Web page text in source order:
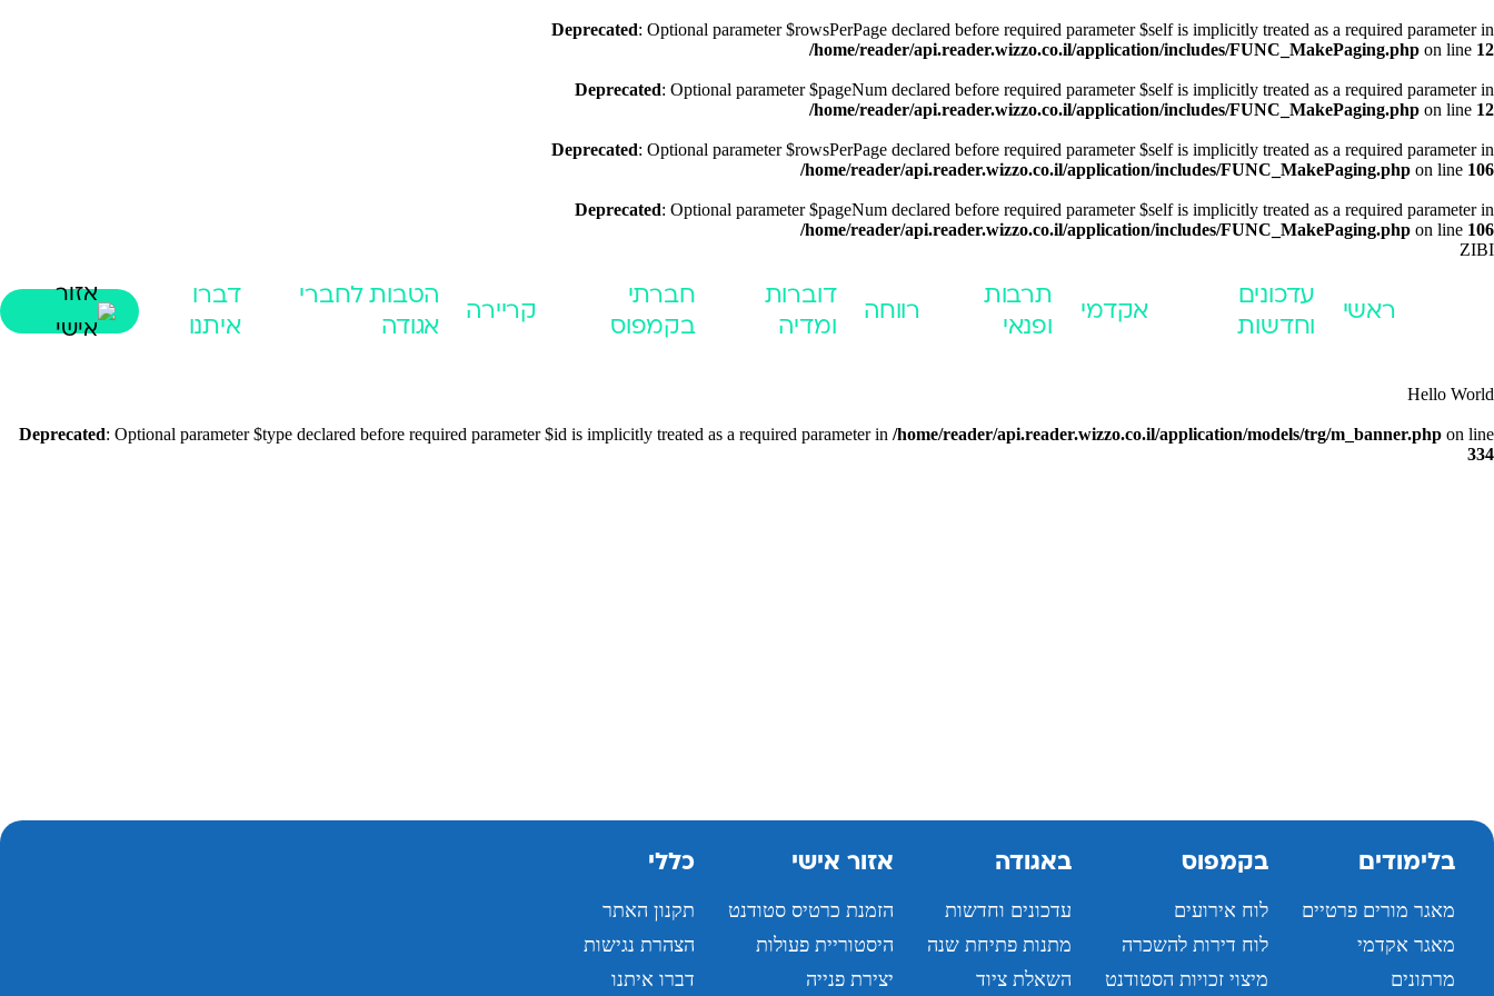
Deprecated: Optional parameter $rowsPerPage declared before required parameter $self is implicitly treated as a required parameter in
/home/reader/api.reader.wizzo.co.il/application/includes/FUNC_MakePaging.php on line 12
Deprecated: Optional parameter $pageNum declared before required parameter $self is implicitly treated as a required parameter in
/home/reader/api.reader.wizzo.co.il/application/includes/FUNC_MakePaging.php on line 12
Deprecated: Optional parameter $rowsPerPage declared before required parameter $self is implicitly treated as a required parameter in
/home/reader/api.reader.wizzo.co.il/application/includes/FUNC_MakePaging.php on line 106
Deprecated: Optional parameter $pageNum declared before required parameter $self is implicitly treated as a required parameter in
/home/reader/api.reader.wizzo.co.il/application/includes/FUNC_MakePaging.php on line 106
ZIBI
ראשי
עדכונים
וחדשות
אקדמי
תרבות
ופנאי
רווחה
דוברות
ומדיה
חברתי
בקמפוס
קריירה
הטבות לחברי
אגודה
דברו
איתנו
אזור
אישי
Hello World
Deprecated: Optional parameter $type declared before required parameter $id is implicitly treated as a required parameter in /home/reader/api.reader.wizzo.co.il/application/models/trg/m_banner.php on line
334
בלימודים
מאגר מורים פרטיים
מאגר אקדמי
מרתונים
בקמפוס
לוח אירועים
לוח דירות להשכרה
מיצוי זכויות הסטודנט
באגודה
עדכונים וחדשות
מתנות פתיחת שנה
השאלת ציוד
אזור אישי
הזמנת כרטיס סטודנט
היסטוריית פעולות
יצירת פנייה
כללי
תקנון האתר
הצהרת נגישות
דברו איתנו